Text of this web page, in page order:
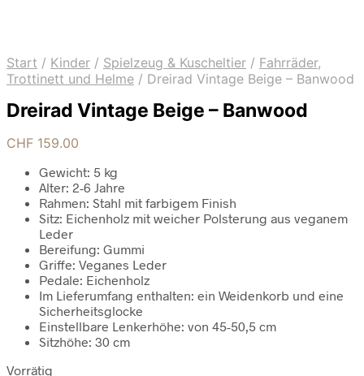
Start / Kinder / Spielzeug & Kuscheltier / Fahrräder,
Trottinett und Helme / Dreirad Vintage Beige – Banwood
Dreirad Vintage Beige – Banwood
CHF 159.00
Gewicht: 5 kg
Alter: 2-6 Jahre
Rahmen: Stahl mit farbigem Finish
Sitz: Eichenholz mit weicher Polsterung aus veganem
Leder
Bereifung: Gummi
Griffe: Veganes Leder
Pedale: Eichenholz
Im Lieferumfang enthalten: ein Weidenkorb und eine
Sicherheitsglocke
Einstellbare Lenkerhöhe: von 45-50,5 cm
Sitzhöhe: 30 cm
Vorrätig